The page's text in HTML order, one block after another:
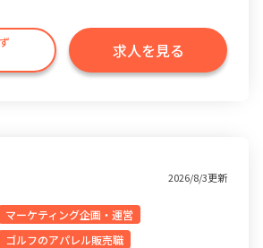
求人を見る
2026/8/3更新
マーケティング企画・運営
ゴルフのアパレル販売職